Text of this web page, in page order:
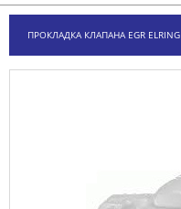
ПРОКЛАДКА КЛАПАНА EGR ELRING